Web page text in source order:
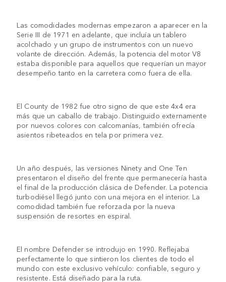
Las comodidades modernas empezaron a aparecer en la
Serie III de 1971 en adelante, que incluía un tablero
acolchado y un grupo de instrumentos con un nuevo
volante de dirección. Además, la potencia del motor V8
estaba disponible para aquellos que requerían un mayor
desempeño tanto en la carretera como fuera de ella.
El County de 1982 fue otro signo de que este 4x4 era
más que un caballo de trabajo. Distinguido externamente
por nuevos colores con calcomanías, también ofrecía
asientos ribeteados en tela por primera vez.
Un año después, las versiones Ninety and One Ten
presentaron el diseño del frente que permanecería hasta
el final de la producción clásica de Defender. La potencia
turbodiésel llegó junto con una mejora en el interior. La
comodidad también fue reforzada por la nueva
suspensión de resortes en espiral.
El nombre Defender se introdujo en 1990. Reflejaba
perfectamente lo que sintieron los clientes de todo el
mundo con este exclusivo vehículo: confiable, seguro y
resistente. Está diseñado para la ruta.